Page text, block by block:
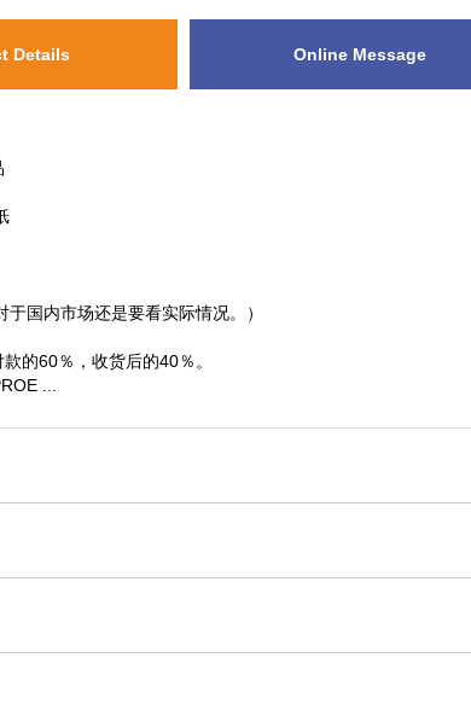
Details Online Message
国内市场还是要看实际情况。）
的60％，收货后的40％。
...